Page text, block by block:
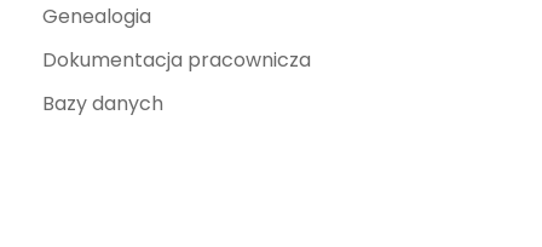
Genealogia
Dokumentacja pracownicza
Bazy danych